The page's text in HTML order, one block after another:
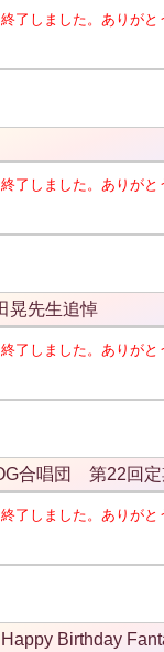
終了しました。ありが
終了しました。ありが
晃先生追悼
終了しました。ありが
合唱団 第22回
終了しました。ありが
Birthday